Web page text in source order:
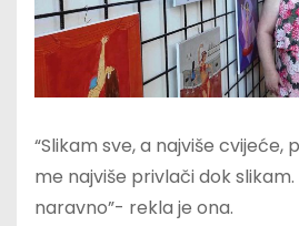
“Slikam sve, a najviše cvijeće,
me najviše privlači dok
naravno”- rekla je ona.